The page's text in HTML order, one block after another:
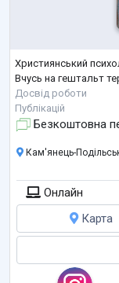
Християнський
Вчусь на гештальт
Досвід роботи
Публікацій
Безкоштовна
Кам'янець-
Онлайн
Карта